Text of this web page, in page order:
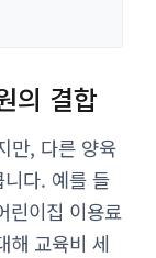
의 결합
만, 다른 양육
다. 예를 들
린이집 이용료
해 교육비 세